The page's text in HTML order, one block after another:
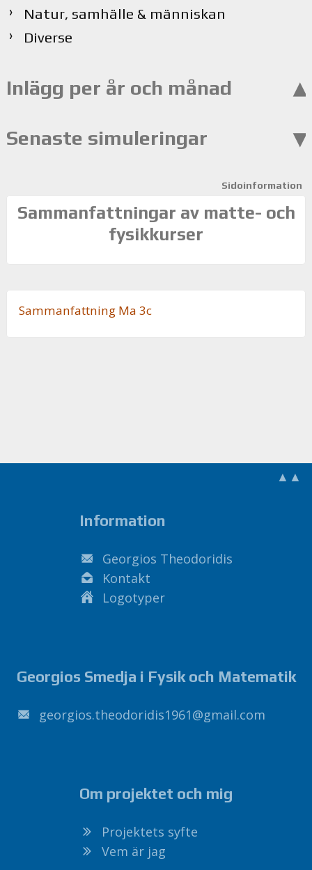
Natur, samhälle & människan
Diverse
Inlägg per år och månad
Senaste simuleringar
Sidoinformation
Sammanfattningar av matte- och
fysikkurser
Sam­man­fatt­ning Ma 3c
▲▲
Information
Georgios Theodoridis
Kontakt
Logotyper
Georgios Smedja i Fysik och Matematik
moc
.
liamg
@
1691sidirodoeht.soigroeg
Om projektet och mig
Projektets syfte
Vem är jag